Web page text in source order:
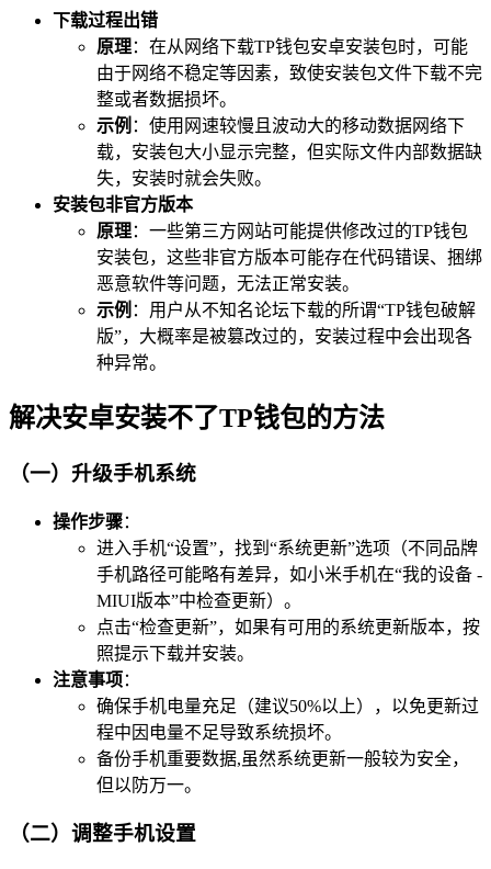
下载过程出错
原理：在从网络下载TP钱包安卓安装包时，可能
由于网络不稳定等因素，致使安装包文件下载不完
整或者数据损坏。
示例 ：使用网速较慢且波动大的移动数据网络下
载，安装包大小显示完整，但实际文件内部数据缺
失，安装时就会失败。
安装包非官方版本
原理：一些第三方网站可能提供修改过的TP钱包
安装包，这些非官方版本可能存在代码错误、捆绑
恶意软件等问题，无法正常安装。
示例 ：用户从不知名论坛下载的所谓“TP钱包破解
版”，大概率是被篡改过的，安装过程中会出现各
种异常。
解决安卓安装不了TP钱包的方法
（一）升级手机系统
操作步骤：
进入手机“设置”，找到“系统更新”选项（不同品牌
手机路径可能略有差异，如小米手机在“我的设备 -
MIUI版本”中检查更新）。
点击“检查更新”，如果有可用的系统更新版本，按
照提示下载并安装。
注意事项 ：
确保手机电量充足（建议50%以上），以免更新过
程中因电量不足导致系统损坏。
备份手机重要数据,虽然系统更新一般较为安全，
但以防万一。
（二）调整手机设置